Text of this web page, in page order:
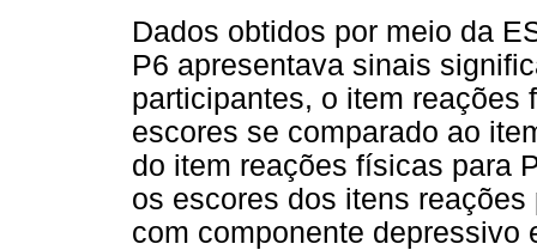
Dados obtidos por meio da
P6 apresentava sinais
participantes, o item reações
escores se comparado ao
do item reações físicas para
os escores dos itens
com componente